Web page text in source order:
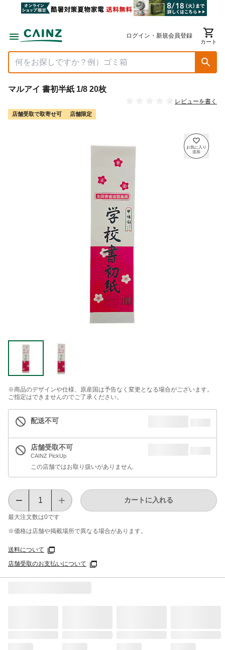
ログイン・新規会員登録
カート
マルアイ 書初半紙 1/8 20枚
レビューを書く
店舗受取で取寄せ可 店舗限定
※商品のデザインや仕様、原産国は予告なく変更となる場合がございます。
ご指定はできませんのでご了承ください。
配送不可
店舗受取不可
CAINZ PickUp
この店舗ではお取り扱いがありません
最大注文数は0です
カートに入れる
※価格は​店舗や​掲載場所で​異なる​場合が​あります。
送料について
店舗受取のお支払いについて